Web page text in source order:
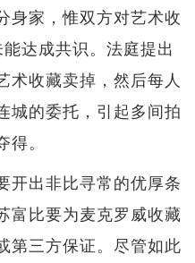
身家，惟双方对艺术收
达成共识。法庭提出
术收藏卖掉，然后每人
城的委托，引起多间拍
。
开出非比寻常的优厚条
富比要为麦克罗威收藏
第三方保证。尽管如此